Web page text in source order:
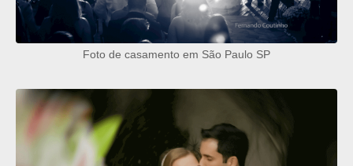
Foto de casamento em São Paulo SP